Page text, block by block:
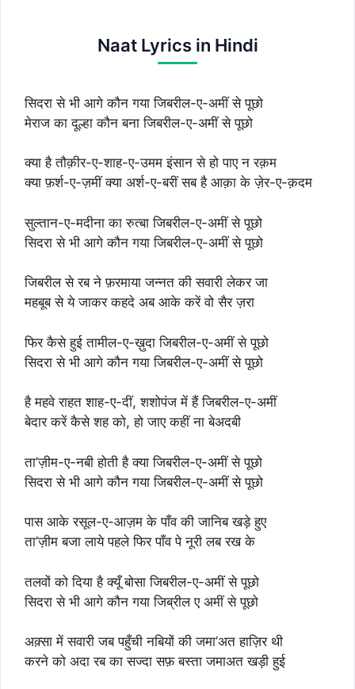
Naat Lyrics in Hindi
सिदरा से भी आगे कौन गया जिबरील-ए-अमीं से पूछो
मेराज का दूल्हा कौन बना जिबरील-ए-अमीं से पूछो
क्या है तौक़ीर-ए-शाह-ए-उमम इंसान से हो पाए न रक़म
क्या फ़र्श-ए-ज़मीं क्या अर्श-ए-बरीं सब है आक़ा के ज़ेर-ए-क़दम
सुल्तान-ए-मदीना का रुत्बा जिबरील-ए-अमीं से पूछो
सिदरा से भी आगे कौन गया जिबरील-ए-अमीं से पूछो
जिबरील से रब ने फ़रमाया जन्नत की सवारी लेकर जा
महबूब से ये जाकर कहदे अब आके करें वो सैर ज़रा
फिर कैसे हुई तामील-ए-ख़ुदा जिबरील-ए-अमीं से पूछो
सिदरा से भी आगे कौन गया जिबरील-ए-अमीं से पूछो
है महवे राहत शाह-ए-दीं, शशोपंज में हैं जिबरील-ए-अमीं
बेदार करें कैसे शह को, हो जाए कहीं ना बेअदबी
ता’ज़ीम-ए-नबी होती है क्या जिबरील-ए-अमीं से पूछो
सिदरा से भी आगे कौन गया जिबरील-ए-अमीं से पूछो
पास आके रसूल-ए-आज़म के पाँव की जानिब खड़े हुए
ता’ज़ीम बजा लाये पहले फिर पाँव पे नूरी लब रख के
तलवों को दिया है क्यूँ बोसा जिबरील-ए-अमीं से पूछो
सिदरा से भी आगे कौन गया जिब्रील ए अमीं से पूछो
अक़्सा में सवारी जब पहुँची नबियों की जमा’अत हाज़िर थी
करने को अदा रब का सज्दा सफ़ बस्ता जमाअत खड़ी हुई